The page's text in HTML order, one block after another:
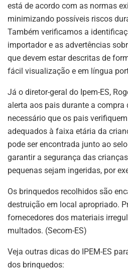
está de acordo com as normas
minimizando possíveis riscos
Também verificamos a
importador e as advertências
que devem estar descritas de
fácil visualização e em língua
Já o diretor-geral do Ipem-ES,
alerta aos pais durante a compra
necessário que os pais
adequados à faixa etária da
pode ser encontrada junto ao
garantir a segurança das
pequenas sejam ingeridas, por
Os brinquedos recolhidos são
destruição em local apropriado.
fornecedores dos materiais
multados. (Secom-ES)
Veja outras dicas do IPEM-ES
dos brinquedos: